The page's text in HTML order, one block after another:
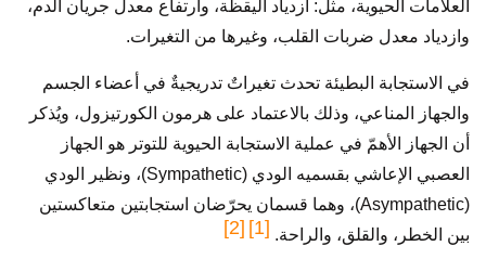
العلامات الحيوية، مثل: ازدياد اليقظة، وارتفاع معدل جريان الدم،
وازدياد معدل ضربات القلب، وغيرها من التغيرات.
في الاستجابة البطيئة تحدث تغيراتٌ تدريجيةٌ في أعضاء الجسم
والجهاز المناعي، وذلك بالاعتماد على هرمون الكورتيزول، ويُذكر
أن الجهاز الأهمّ في عملية الاستجابة الحيوية للتوتر هو الجهاز
العصبي الإعاشي بقسميه الودي (Sympathetic)، ونظير الودي
(Asympathetic)، وهما قسمان يحرّضان استجابتين متعاكستين
بين الخطر، والقلق، والراحة. [1]
[2]